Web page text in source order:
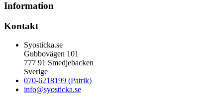
Information
Kontakt
Syosticka.se
Gubbovägen 101
777 91 Smedjebacken
Sverige
070-6218199 (Patrik)
info@syosticka.se